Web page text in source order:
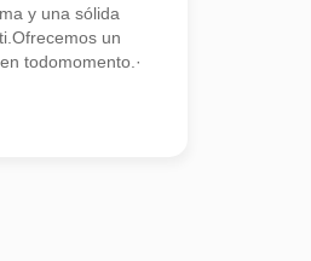
y una sólida
un
todomomento.·